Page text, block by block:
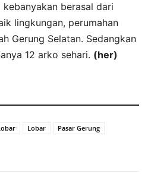
berasal dari
lingkungan, perumahan
Gerung Selatan. Sedangkan
12 arko sehari. (her)
Lobar
Pasar Gerung